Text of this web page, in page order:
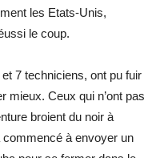
les Etats-Unis,
le coup.
7 techniciens, ont pu fuir
mieux. Ceux qui n’ont pas
broient du noir à
commencé à envoyer un